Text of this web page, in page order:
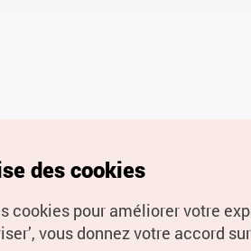
de renseignements,
des cookies
cookies pour améliorer votre
vous donnez votre accord